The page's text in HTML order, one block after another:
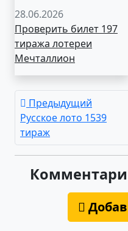
28.06.2026
Проверить билет 197
тиража лотереи
Мечталлион
Предыдущий
Русское лото 1539
тираж